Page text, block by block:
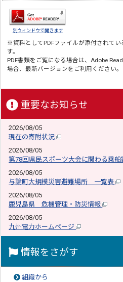
別ウィンドウで開きます
※資料としてPDFファイルが添付されてい
す。
PDF書類をご覧になる場合は、Adobe
場合、最新バージョンをご利用ください。
重要なお知らせ
2026/08/05
現在の寄附状況
2026/08/05
第78回県民スポーツ大会に関わる乗
2026/08/05
与論町大規模災害避難場所 一覧表
2026/08/05
鹿児島県 危機管理・防災情報
2026/08/05
九州電力ホームページ
情報をさがす
組織から